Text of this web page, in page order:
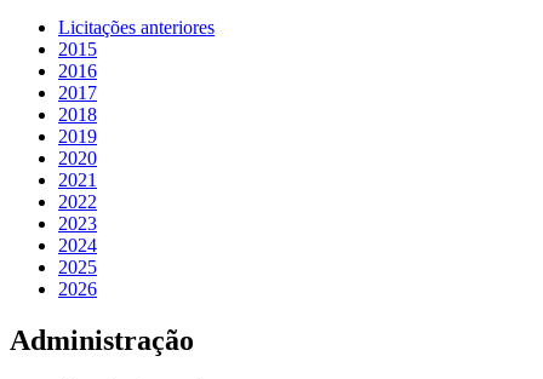
Licitações anteriores
2015
2016
2017
2018
2019
2020
2021
2022
2023
2024
2025
2026
Administração